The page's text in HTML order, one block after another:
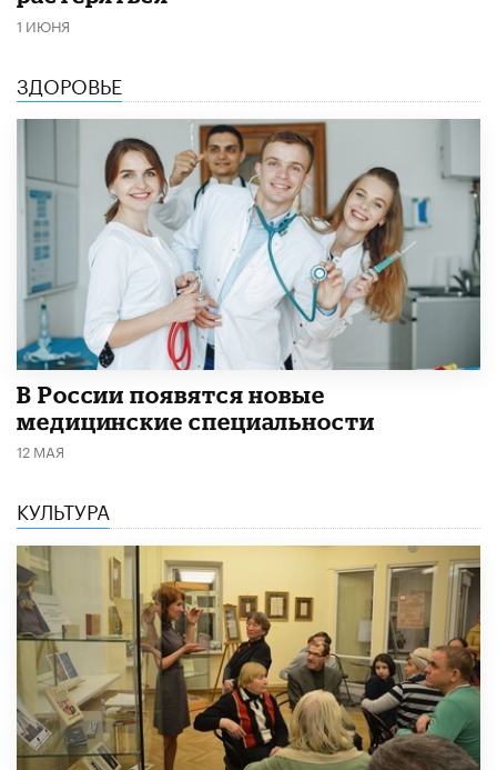
1 ИЮНЯ
ЗДОРОВЬЕ
В России появятся новые
медицинские специальности
12 МАЯ
КУЛЬТУРА